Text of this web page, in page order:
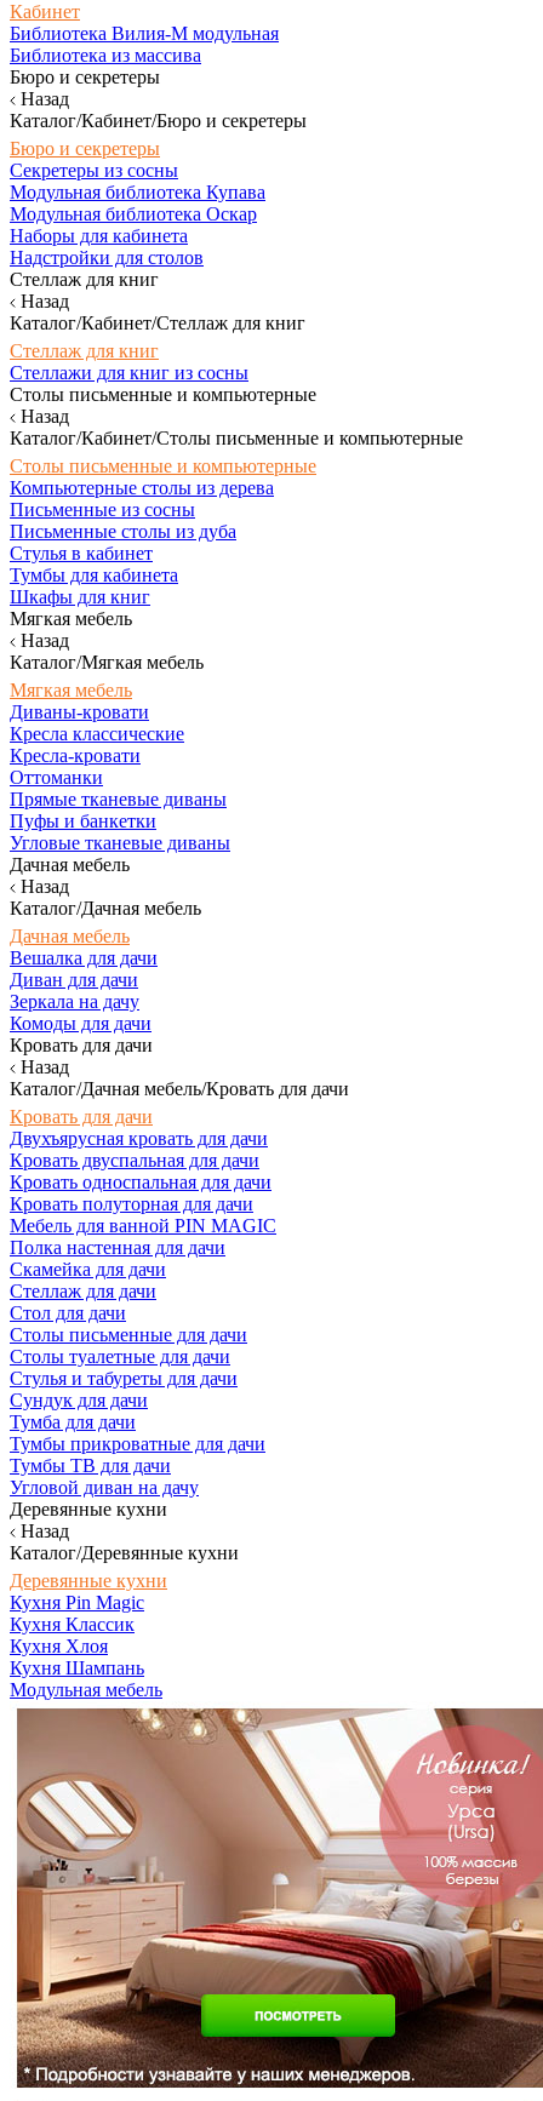
Кабинет
Библиотека Вилия-М модульная
Библиотека из массива
Бюро и секретеры
Назад
Каталог/Кабинет/Бюро и секретеры
Бюро и секретеры
Секретеры из сосны
Модульная библиотека Купава
Модульная библиотека Оскар
Наборы для кабинета
Надстройки для столов
Стеллаж для книг
Назад
Каталог/Кабинет/Стеллаж для книг
Стеллаж для книг
Стеллажи для книг из сосны
Столы письменные и компьютерные
Назад
Каталог/Кабинет/Столы письменные и компьютерные
Столы письменные и компьютерные
Компьютерные столы из дерева
Письменные из сосны
Письменные столы из дуба
Стулья в кабинет
Тумбы для кабинета
Шкафы для книг
Мягкая мебель
Назад
Каталог/Мягкая мебель
Мягкая мебель
Диваны-кровати
Кресла классические
Кресла-кровати
Оттоманки
Прямые тканевые диваны
Пуфы и банкетки
Угловые тканевые диваны
Дачная мебель
Назад
Каталог/Дачная мебель
Дачная мебель
Вешалка для дачи
Диван для дачи
Зеркала на дачу
Комоды для дачи
Кровать для дачи
Назад
Каталог/Дачная мебель/Кровать для дачи
Кровать для дачи
Двухъярусная кровать для дачи
Кровать двуспальная для дачи
Кровать односпальная для дачи
Кровать полуторная для дачи
Мебель для ванной PIN MAGIC
Полка настенная для дачи
Скамейка для дачи
Стеллаж для дачи
Стол для дачи
Столы письменные для дачи
Столы туалетные для дачи
Стулья и табуреты для дачи
Сундук для дачи
Тумба для дачи
Тумбы прикроватные для дачи
Тумбы ТВ для дачи
Угловой диван на дачу
Деревянные кухни
Назад
Каталог/Деревянные кухни
Деревянные кухни
Кухня Pin Magic
Кухня Классик
Кухня Хлоя
Кухня Шампань
Модульная мебель